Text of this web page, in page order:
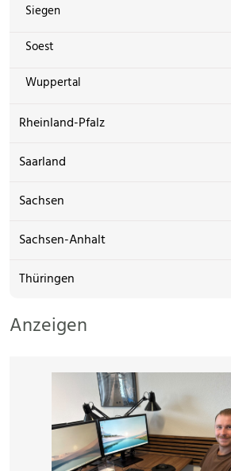
Siegen
Soest
Wuppertal
Rheinland-Pfalz
Saarland
Sachsen
Sachsen-Anhalt
Thüringen
Anzeigen